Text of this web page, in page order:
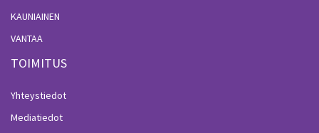
KAUNIAINEN
VANTAA
TOIMITUS
Yhteystiedot
Mediatiedot